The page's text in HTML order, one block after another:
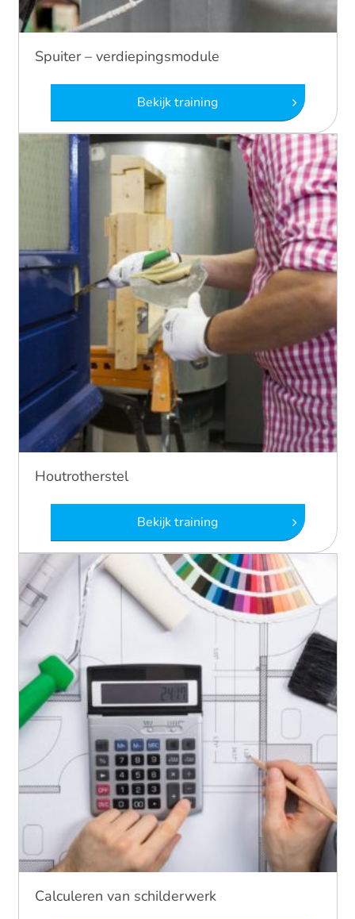
Spuiter – verdiepingsmodule
Bekijk training
Houtrotherstel
Bekijk training
Calculeren van schilderwerk